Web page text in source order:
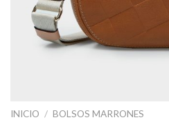
INICIO / BOLSOS MARRONES